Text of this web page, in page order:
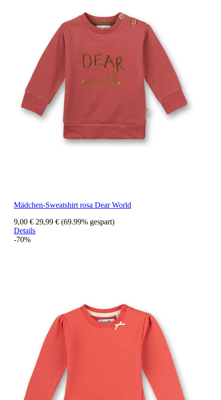
Mädchen-Sweatshirt rosa Dear World
9,00 € 29,99 € (69.99% gespart)
Details
-70%